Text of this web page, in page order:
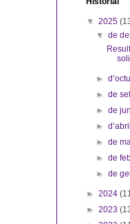
▼ 2025
▼de
►
►de
►de
►
►de
►de
►de
► 2024
► 2023